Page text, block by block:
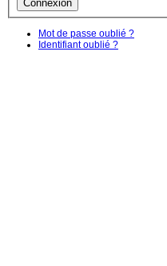
Mot de passe oublié ?
Identifiant oublié ?